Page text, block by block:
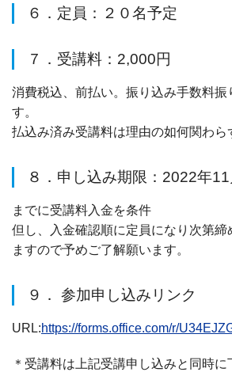
６．定員：２０名予定
７．受講料：2,000円
消費税込、前払い。振り込み手数料振
す。
払込み済み受講料は理由の如何関わら
８．申し込み期限：2022年11
までに受講料入金を条件
但し、入金確認順に定員になり次第締
ますので予めご了解願います。
９． 参加申し込みリンク
URL:https://forms.office.com/r/
＊受講料は上記受講申し込みと同時